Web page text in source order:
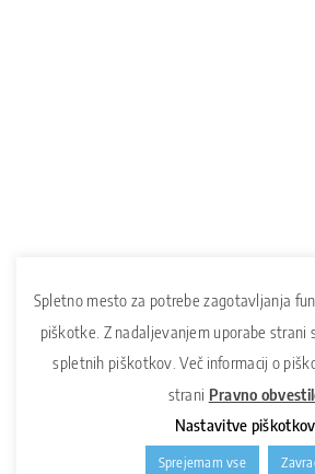
Spletno mesto za potrebe zagotavljanja
piškotke. Z nadaljevanjem uporabe strani
spletnih piškotkov. Več informacij o
strani Pravno
Nastavitve piškotkov
Sprejemam vse